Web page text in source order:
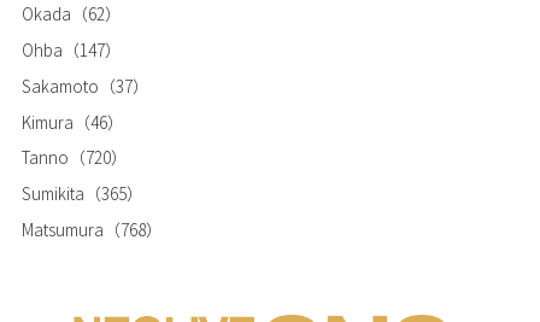
Okada （62）
Ohba （147）
Sakamoto （37）
Kimura （46）
Tanno （720）
Sumikita （365）
Matsumura （768）